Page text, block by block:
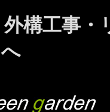
外構工事